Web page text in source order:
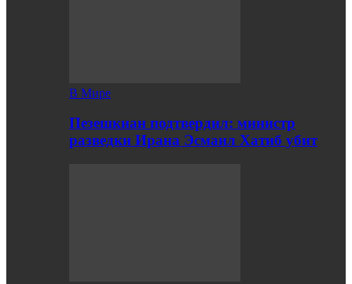
В Мире
Пезешкиан подтвердил: министр
разведки Ирана Эсмаил Хатиб убит